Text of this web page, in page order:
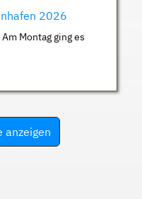
2026
Montag ging es
anzeigen